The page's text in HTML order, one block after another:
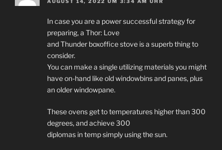
In case you are a power successful strategy for
preparing, a Thor: Love
and Thunder boxoffice stove is a superb thing to
consider.
You can make a single utilizing materials you might
have on-hand like old windowbins and panes, plus
an older windowpane.
These ovens get to temperatures higher than 300
degrees, and achieve 300
diplomas in temp simply using the sun.